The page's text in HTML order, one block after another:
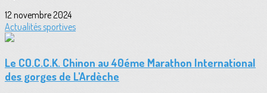
12 novembre 2024
Actualités sportives
Le CO.C.C.K. Chinon au 40éme Marathon International
des gorges de L'Ardèche